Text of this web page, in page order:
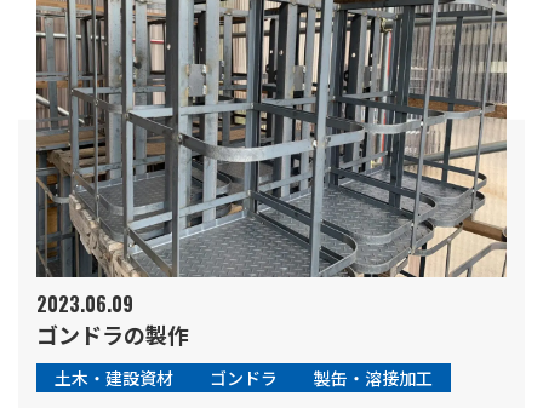
2023.06.09
ゴンドラの製作
土木・建設資材 ゴンドラ 製缶・溶接加工